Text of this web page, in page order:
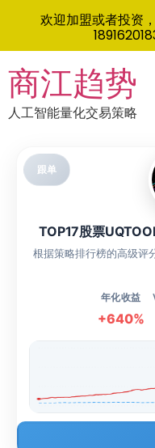
to
content
商江趋势
人工智能量化交易策略
跟单
TOP17股票
根据策略排行榜的高级评
年化收益
+640%
欢迎加盟或者投资